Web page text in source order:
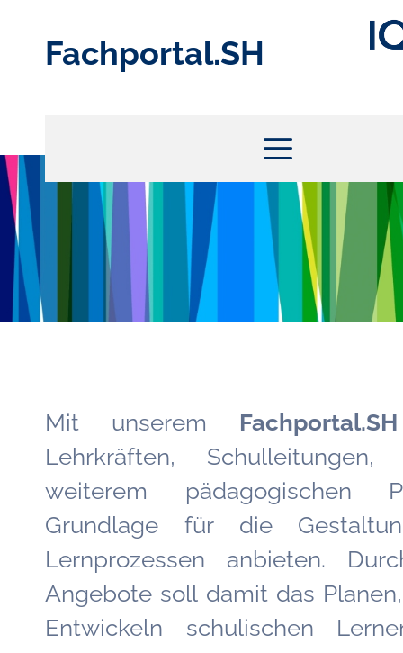
Fachportal.SH
Themen
Mit unserem Fachportal.SH
Lehrkräften,
weiterem pädagogischen
Grundlage für die
Lernprozessen anbieten.
Angebote soll damit das
Entwickeln schulischen